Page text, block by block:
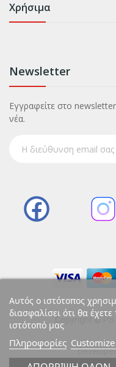
Χρήσιμα
Newsletter
Εγγραφείτε στο
νέα.
Copyright ©
Αυτός ο ιστότοπος
διασφαλίσει ότι θα
ιστότοπό μας
Πληροφορίες